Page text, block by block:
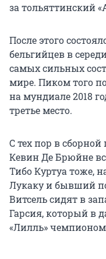
за тольяттинский
После этого
бельгийцев в
самых сильных
мире. Пиком того
на мундиале 2018
третье место.
С тех пор в
Кевин Де Брюйне
Тибо Куртуа тоже,
Лукаку и бывший
Витсель сидят в
Гарсия, который в
«Лилль»